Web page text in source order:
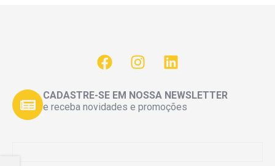
CADASTRE-SE EM NOSSA NEWSLETTER
e receba novidades e promoções